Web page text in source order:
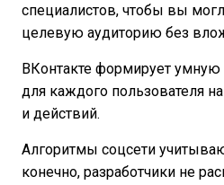
специалистов, чтобы вы
целевую аудиторию без
ВКонтакте формирует
для каждого пользователя
и действий.
Алгоритмы соцсети
конечно, разработчики не